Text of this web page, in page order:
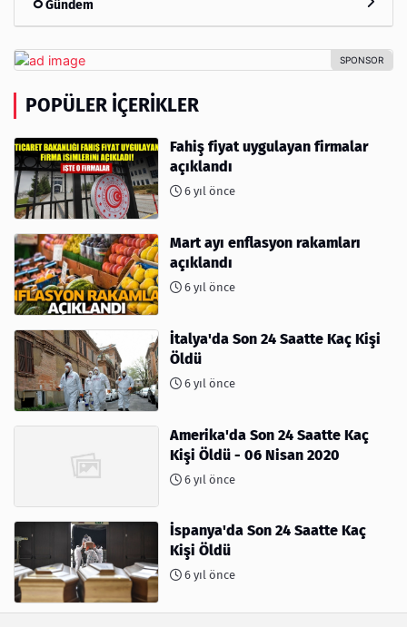
Gündem
POPÜLER İÇERIKLER
Fahiş fiyat uygulayan firmalar
açıklandı
6 yıl önce
Mart ayı enflasyon rakamları
açıklandı
6 yıl önce
İtalya'da Son 24 Saatte Kaç Kişi
Öldü
6 yıl önce
Amerika'da Son 24 Saatte Kaç
Kişi Öldü - 06 Nisan 2020
6 yıl önce
İspanya'da Son 24 Saatte Kaç
Kişi Öldü
6 yıl önce